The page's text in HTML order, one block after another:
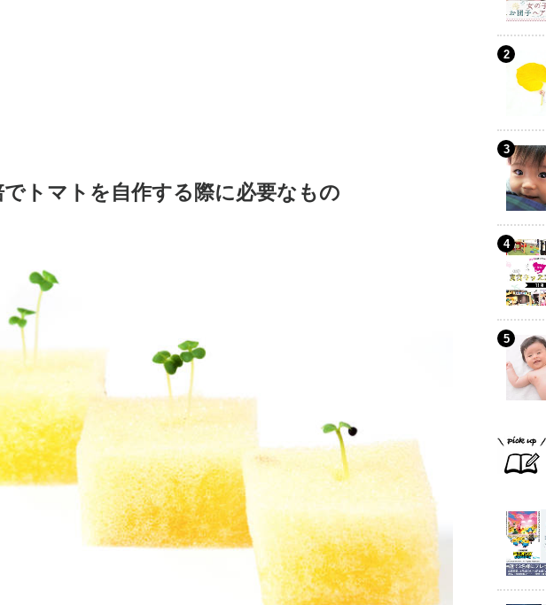
でトマトを自作する際に必要なもの